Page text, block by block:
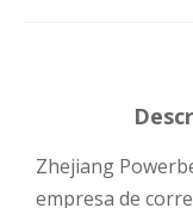
Zhejiang
empresa de